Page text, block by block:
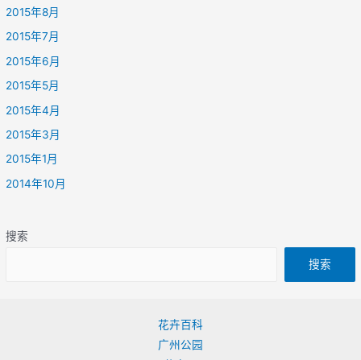
2015年8月
2015年7月
2015年6月
2015年5月
2015年4月
2015年3月
2015年1月
2014年10月
搜索
搜索
花卉百科
广州公园